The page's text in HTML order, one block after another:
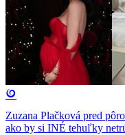
Zuzana Plačková pred
ako by si INÉ tehuľky